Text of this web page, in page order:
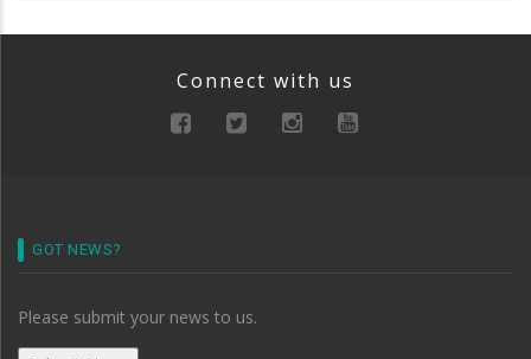
Connect with us
GOT NEWS?
Please submit your news to us.